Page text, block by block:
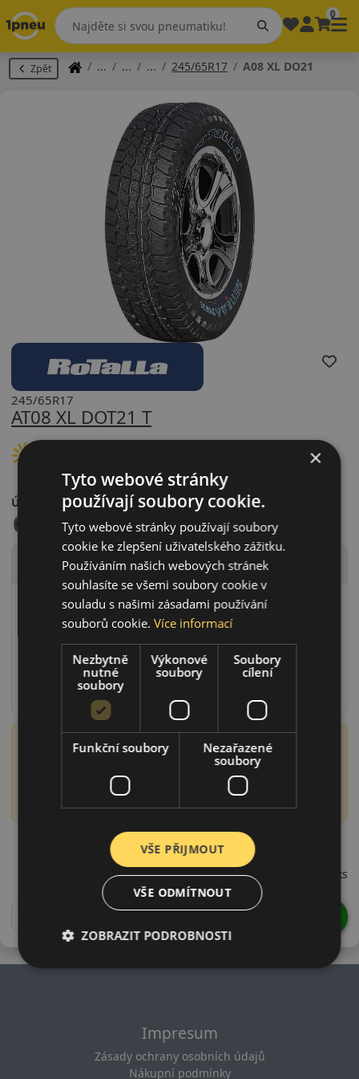
0
Zpět 245/65R17 A08 XL DO21
AT08 XL DOT21 T
245/65R17
Údaje o štítku EPREL:
Technické údaje
Rychlostní index
T (T=190 km/h)
Zátěžový index
111 (111=1090kg)
Zesílené provedení (XL)
Ano
RunFlat systém
Ochrana ráfku
Význam označení DOT
Číslo DOT obsahuje informaci o době výroby pneumatiky,
konkrétně o roce a týdnu výroby. Například DOT 1522
označuje pneumatiku vyrobenou ve 15. týdnu roku 2022.
/ks
Impresum
Zásady ochrany osobních údajů
Nákupní podmínky
×
Tyto webové stránky
používají soubory cookie.
Tyto webové stránky používají soubory
cookie ke zlepšení uživatelského zážitku.
Používáním našich webových stránek
souhlasíte se všemi soubory cookie v
souladu s našimi zásadami používání
souborů cookie.Více informací
Nezbytně
nutné
soubory
Výkonové
soubory
Soubory
cílení
Funkční soubory
Nezařazené
soubory
VŠE PŘIJMOUT
VŠE ODMÍTNOUT
ZOBRAZIT PODROBNOSTI